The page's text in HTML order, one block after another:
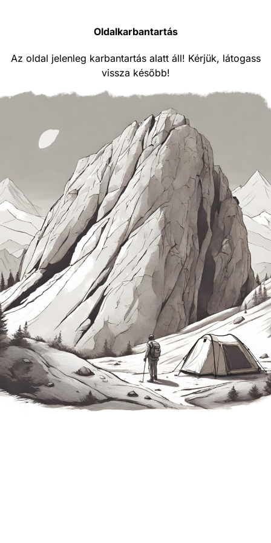
Oldalkarbantartás
Az oldal jelenleg karbantartás alatt áll! Kérjük, látogass
vissza később!